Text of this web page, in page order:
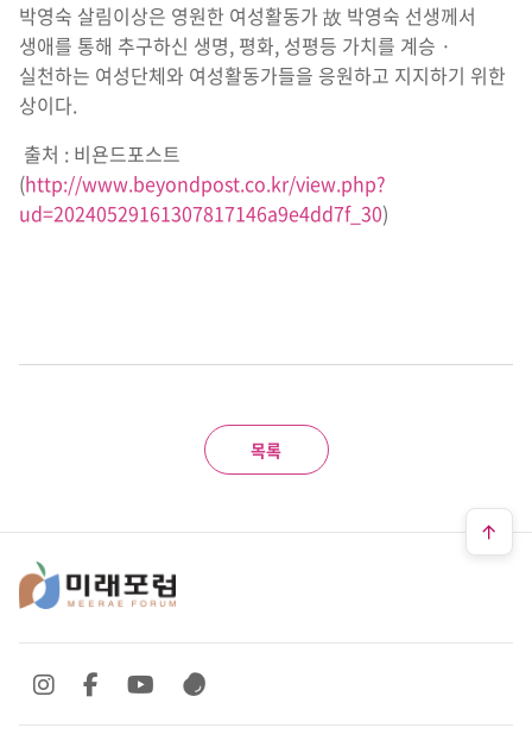
박영숙 살림이상은 영원한 여성활동가 故 박영숙 선생께서
생애를 통해 추구하신 생명, 평화, 성평등 가치를 계승 ·
실천하는 여성단체와 여성활동가들을 응원하고 지지하기 위한
상이다.
출처 : 비욘드포스트
(http://www.beyondpost.co.kr/view.php?
ud=20240529161307817146a9e4dd7f_30)
목록
SNS 바로가기
SNS 바로가기SNS 바로가기
SNS 바로가기